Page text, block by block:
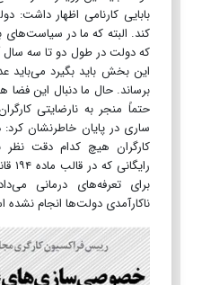
بابایی کارنامی اظهار داشت:
کند. البته که ما در سیاست‌های
که دولت در طول دو تا سه سال
این بخش باید بگیرد می‌باید
برساند. حال ما دنبال این فضا
حتماً منجر به نارضایتی
ساری در پایان خاطرنشان
کارگران هیچ کدام دقت
برای تعرفه‌های درمانی
ناکارآمدی دولت‌ها انجام